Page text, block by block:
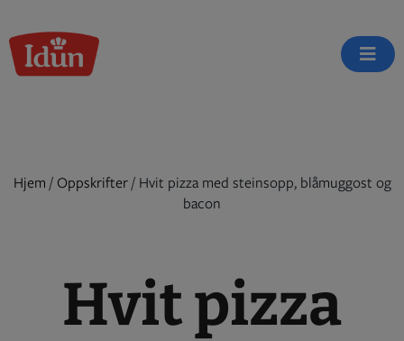
to
content
Hjem / Oppskrifter/ Hvit pizza med steinsopp, blåmuggost og
bacon
Hvit pizza